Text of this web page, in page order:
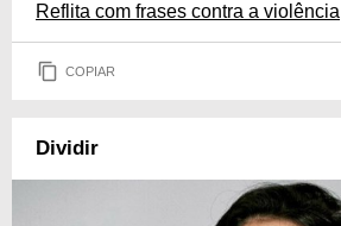
Reflita com frases contra a violência
COPIAR
Dividir